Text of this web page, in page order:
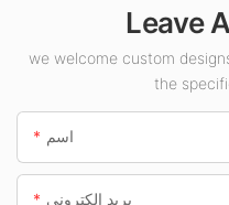
الوقود والأنفاق.
Leave
we welcome custom
the
اسم
بريد إلكتروني